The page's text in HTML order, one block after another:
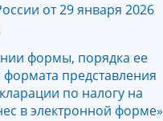
от 29 января 2026
формы, порядка ее
представления
по налогу на
в электронной форме»